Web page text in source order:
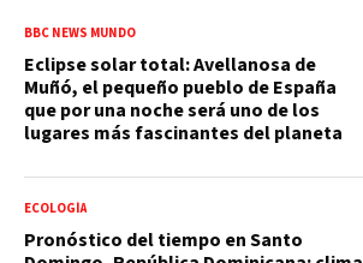
BBC NEWS MUNDO
Eclipse solar total: Avellanosa de
Muñó, el pequeño pueblo de España
que por una noche será uno de los
lugares más fascinantes del planeta
ECOLOGÍA
Pronóstico del tiempo en Santo